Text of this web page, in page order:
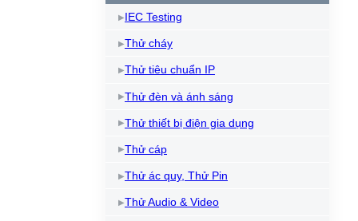
IEC Testing
Thử cháy
Thử tiêu chuẩn IP
Thử đèn và ánh sáng
Thử thiết bị điện gia dụng
Thử cáp
Thử ác quy, Thử Pin
Thử Audio & Video